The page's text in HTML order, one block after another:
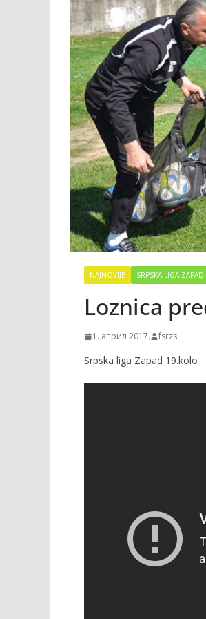
NAJNOVIJE SRPSKA LIGA ZAPAD
Loznica
1. април 2017. fsrzs
Srpska liga Zapad 19.kolo